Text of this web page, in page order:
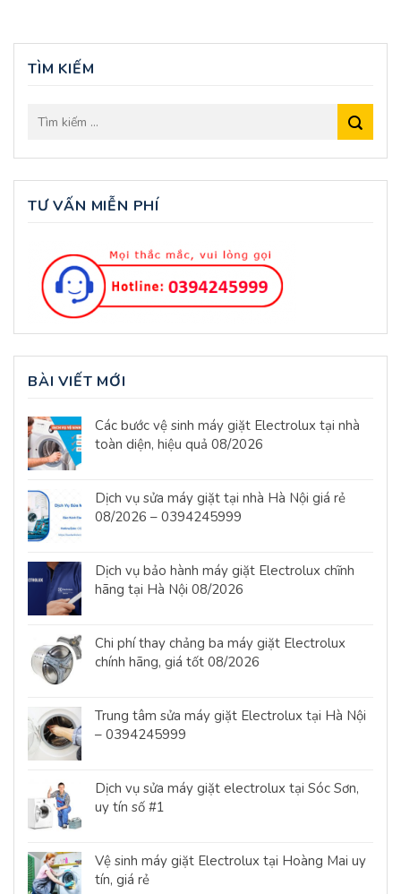
TÌM KIẾM
TƯ VẤN MIỄN PHÍ
BÀI VIẾT MỚI
Các bước vệ sinh máy giặt Electrolux tại nhà
toàn diện, hiệu quả 08/2026
Dịch vụ sửa máy giặt tại nhà Hà Nội giá rẻ
08/2026 – 0394245999
Dịch vụ bảo hành máy giặt Electrolux chĩnh
hãng tại Hà Nội 08/2026
Chi phí thay chảng ba máy giặt Electrolux
chính hãng, giá tốt 08/2026
Trung tâm sửa máy giặt Electrolux tại Hà Nội
– 0394245999
Dịch vụ sửa máy giặt electrolux tại Sóc Sơn,
uy tín số #1
Vệ sinh máy giặt Electrolux tại Hoàng Mai uy
tín, giá rẻ